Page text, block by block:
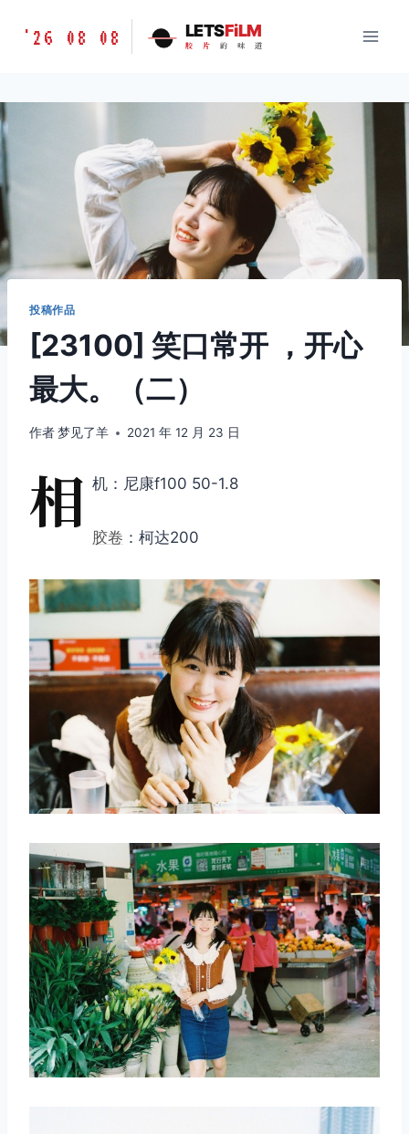
胶
味
LETSFILM
'26 08 08 LETSFiLM
胶 片 的 味 道
投稿作品
[23100] 笑口常开 ，开心
最大。（二）
作者梦见了羊 2021 年 12 月 23 日
相 机：尼康f100 50-1.8
胶卷 ：柯达200